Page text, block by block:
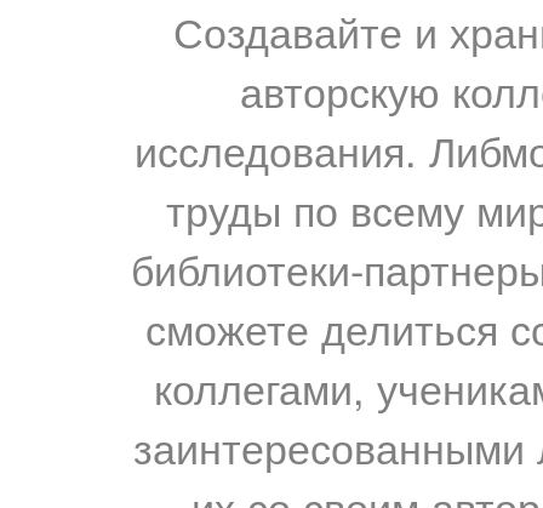
Создавайте и
авторскую
исследования.
труды по всему
библиотеки-
сможете делиться
коллегами,